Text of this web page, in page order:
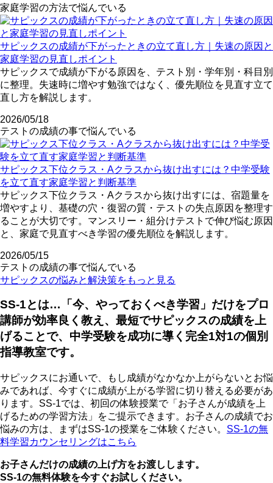
家庭学習の方法で悩んでいる
サピックスの成績が下がったときの立て直し方｜失速の原因と
家庭学習の見直しポイント
サピックスで成績が下がる原因を、テスト別・学年別・科目別
に整理。失速時に増やす勉強ではなく、優先順位を見直す立て
直し方を解説します。
2026/05/18
テストの成績の事で悩んでいる
サピックス下位クラス・Aクラスから抜け出すには？中学受験
を立て直す家庭学習と判断基準
サピックス下位クラス・Aクラスから抜け出すには、宿題量を
増やすより、基礎の穴・復習の質・テストの失点原因を整理す
ることが大切です。マンスリー・組分けテストで伸び悩む原因
と、家庭で見直すべき学習の優先順位を解説します。
2026/05/15
テストの成績の事で悩んでいる
サピックスの悩みと解決策をもっと見る
SS-1とは…「今、やっておくべき学習」だけをプロ
講師が効率良く教え、最短でサピックスの成績を上
げることで、中学受験を成功に導く完全1対1の個別
指導教室です。
サピックスにお通いで、もし成績がなかなか上がらないとお悩
みであれば、今すぐに成績が上がる学習に切り替える必要があ
ります。SS-1では、初回の体験授業で「お子さんが成績を上
げるための学習方法」をご提示できます。お子さんの成績でお
悩みの方は、まずはSS-1の授業をご体験ください。 SS-1の無
料学習カウンセリングはこちら
お子さんだけの成績の上げ方をお渡しします。
SS-1の無料体験を今すぐお試しください。